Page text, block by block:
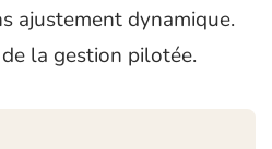
ajustement dynamique.
la gestion pilotée.